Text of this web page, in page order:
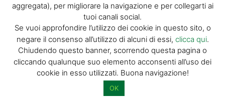
aggregata), per migliorare la navigazione e per collegarti ai
tuoi canali social.
Se vuoi approfondire l’utilizzo dei cookie in questo sito, o
negare il consenso all’utilizzo di alcuni di essi, clicca qui.
Chiudendo questo banner, scorrendo questa pagina o
cliccando qualunque suo elemento acconsenti all’uso dei
cookie in esso utilizzati. Buona navigazione!
OK